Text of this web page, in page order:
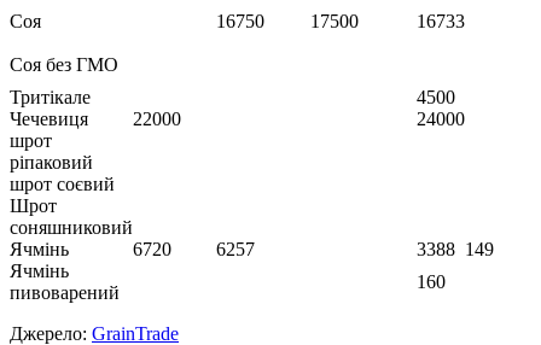
Соя 16750 17500 16733
Соя без ГМО
Тритікале
4500
Чечевиця
22000
24000
шрот
ріпаковий
шрот соєвий
Шрот
соняшниковий
Ячмінь
6720 6257 3388 149
Ячмінь
пивоварений
160
Джерело: GrainTrade